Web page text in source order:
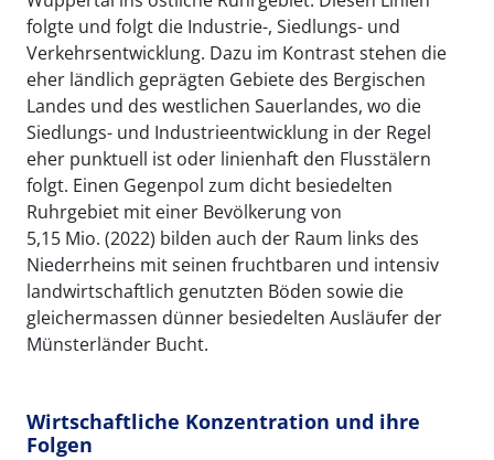
folgte und folgt die Industrie-, Siedlungs- und
Verkehrsentwicklung. Dazu im Kontrast stehen die
eher ländlich geprägten Gebiete des Bergischen
Landes und des westlichen Sauerlandes, wo die
Siedlungs- und Industrieentwicklung in der Regel
eher punktuell ist oder linienhaft den Flusstälern
folgt. Einen Gegenpol zum dicht besiedelten
Ruhrgebiet mit einer Bevölkerung von
5,15 Mio. (2022) bilden auch der Raum links des
Niederrheins mit seinen fruchtbaren und intensiv
landwirtschaftlich genutzten Böden sowie die
gleichermassen dünner besiedelten Ausläufer der
Münsterländer Bucht.
Wirtschaftliche Konzentration und ihre
Folgen